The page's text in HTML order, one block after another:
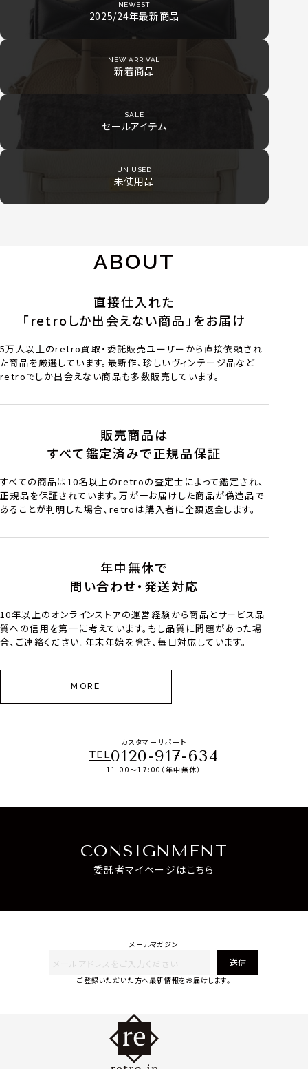
NEWEST
2025/24年最新商品
NEW ARRIVAL
新着商品
SALE
セールアイテム
UN USED
未使用品
ABOUT
直接仕入れた
「retroしか出会えない商品」をお届け
5万人以上のretro買取・委託販売ユーザーから直接依頼され
た商品を厳選しています。最新作、珍しいヴィンテージ品など
retroでしか出会えない商品も多数販売しています。
販売商品は
すべて鑑定済みで正規品保証
すべての商品は10名以上のretroの査定士によって鑑定され、
正規品を保証されています。万が一お届けした商品が偽造品で
あることが判明した場合、retroは購入者に全額返金します。
年中無休で
問い合わせ・発送対応
10年以上のオンラインストアの運営経験から商品とサービス品
質への信用を第一に考えています。もし品質に問題があった場
合、ご連絡ください。年末年始を除き、毎日対応しています。
MORE
カスタマーサポート
TEL0120-917-634
11:00～17:00（年中無休）
CONSIGNMENT
委託者マイページはこちら
メールマガジン
送信
ご登録いただいた方へ最新情報をお届けします。